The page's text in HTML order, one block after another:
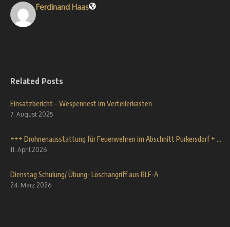
Ferdinand Haas
Related Posts
Einsatzbericht – Wespennest im Verteilerkasten
7. August 2025
+++ Drohnenausstattung für Feuerwehren im Abschnitt Purkersdorf + ...
11. April 2026
Dienstag Schulung/ Übung- Löschangriff aus RLF-A
24. März 2026